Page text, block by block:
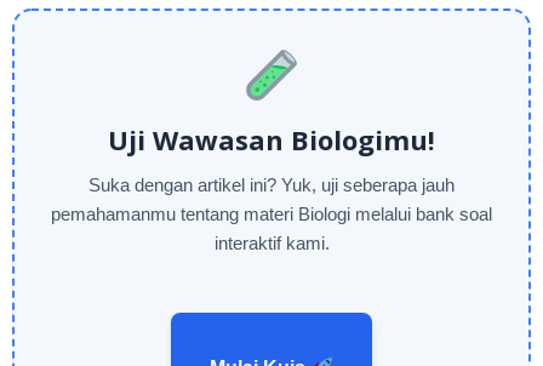
Uji Wawasan Biologimu!
Suka dengan artikel ini? Yuk, uji seberapa jauh
pemahamanmu tentang materi Biologi melalui bank soal
interaktif kami.